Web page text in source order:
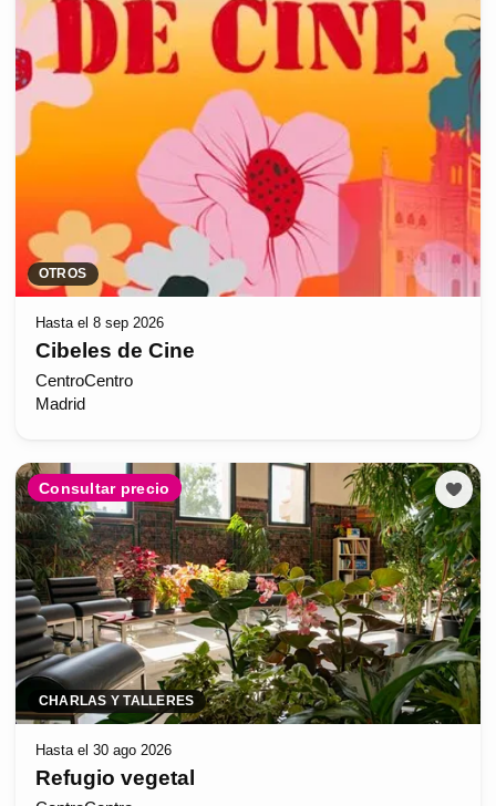
OTROS
Hasta el 8 sep 2026
Cibeles de Cine
CentroCentro
Madrid
Consultar precio
CHARLAS Y TALLERES
Hasta el 30 ago 2026
Refugio vegetal